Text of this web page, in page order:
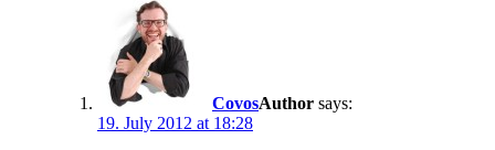
Covos
says:
19. July 2012 at 18:28